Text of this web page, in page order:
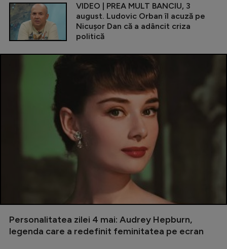
VIDEO | PREA MULT BANCIU, 3
august. Ludovic Orban îl acuză pe
Nicușor Dan că a adâncit criza
politică
Personalitatea zilei 4 mai: Audrey Hepburn,
legenda care a redefinit feminitatea pe ecran